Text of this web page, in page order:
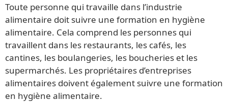
Toute personne qui travaille dans l’industrie
alimentaire doit suivre une formation en hygiène
alimentaire. Cela comprend les personnes qui
travaillent dans les restaurants, les cafés, les
cantines, les boulangeries, les boucheries et les
supermarchés. Les propriétaires d’entreprises
alimentaires doivent également suivre une formation
en hygiène alimentaire.